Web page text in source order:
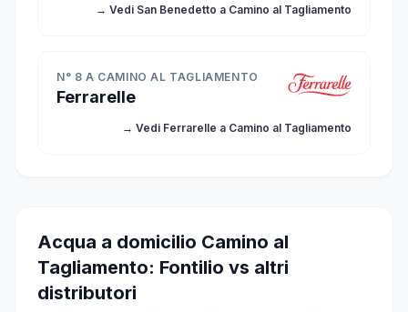
→ Vedi San Benedetto a Camino al Tagliamento
N° 8 A CAMINO AL TAGLIAMENTO
Ferrarelle
→ Vedi Ferrarelle a Camino al Tagliamento
Acqua a domicilio Camino al
Tagliamento: Fontilio vs altri
distributori